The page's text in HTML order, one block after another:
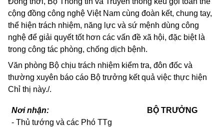
cộng đồng công nghệ Việt Nam cùng đoàn kết, chung tay,
thể hiện trách nhiệm, năng lực và sứ mệnh dùng công
nghệ để giải quyết tốt hơn các vấn đề xã hội, đặc biệt là
trong công tác phòng, chống dịch bệnh.
Văn phòng Bộ chịu trách nhiệm kiểm tra, đôn đốc và
thường xuyên báo cáo Bộ trưởng kết quả việc thực hiện
Chỉ thị này./.
Nơi nhận:
- Thủ tướng và các Phó TTg
BỘ TRƯỞNG